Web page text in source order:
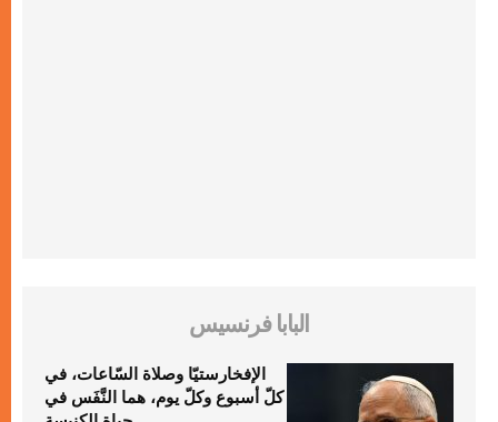
البابا فرنسيس
الإفخارستيّا وصلاة السّاعات، في
كلّ أسبوع وكلّ يوم، هما النَّفَس في